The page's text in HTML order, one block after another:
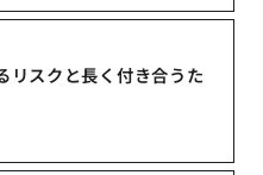
リスクと長く付き合うた